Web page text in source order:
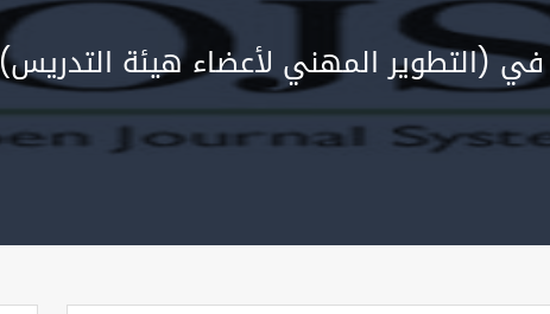
(التطوير المهني لأعضاء هيئة التدريس)